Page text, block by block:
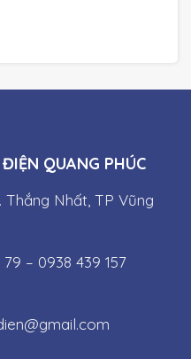
QUANG PHÚC
Thắng Nhất, TP Vũng
– 0938 439 157